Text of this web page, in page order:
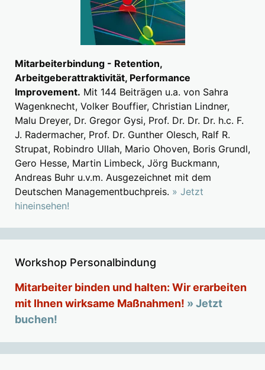
Mitarbeiterbindung - Retention,
Arbeitgeberattraktivität, Performance
Improvement. Mit 144 Beiträgen u.a. von Sahra
Wagenknecht, Volker Bouffier, Christian Lindner,
Malu Dreyer, Dr. Gregor Gysi, Prof. Dr. Dr. Dr. h.c. F.
J. Radermacher, Prof. Dr. Gunther Olesch, Ralf R.
Strupat, Robindro Ullah, Mario Ohoven, Boris Grundl,
Gero Hesse, Martin Limbeck, Jörg Buckmann,
Andreas Buhr u.v.m. Ausgezeichnet mit dem
Deutschen Managementbuchpreis. » Jetzt
hineinsehen!
Workshop Personalbindung
Mitarbeiter binden und halten: Wir erarbeiten
mit Ihnen wirksame Maßnahmen! » Jetzt
buchen!